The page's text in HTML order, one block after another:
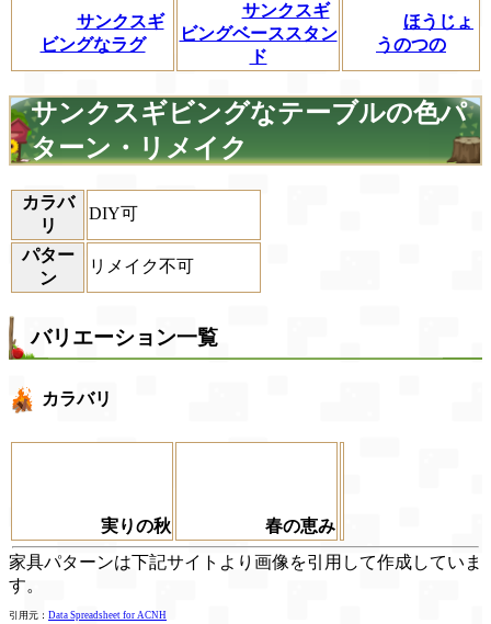
サンクスギ
ビングなラグ
サンクスギ
ビングベーススタン
ド
ほうじょ
うのつの
サンクスギビングなテーブルの色パ
ターン・リメイク
カラバ
リ
DIY可
パター
ン
リメイク不可
バリエーション一覧
カラバリ
実りの秋
春の恵み
家具パターンは下記サイトより画像を引用して作成していま
す。
引用元： Data Spreadsheet for ACNH